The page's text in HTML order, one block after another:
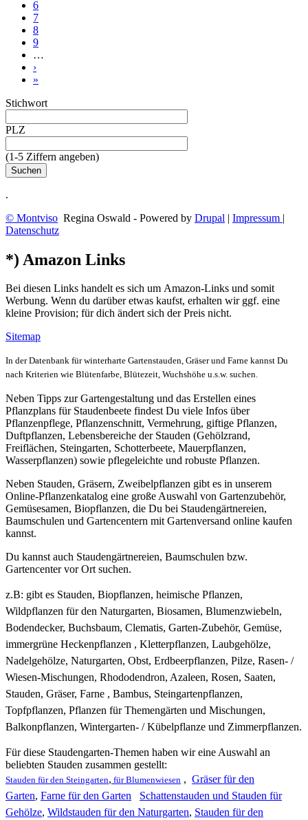
6
7
8
9
…
›
»
Stichwort
PLZ
(1-5 Ziffern angeben)
.
© Montviso Regina Oswald - Powered by Drupal | Impressum |
Datenschutz
*) Amazon Links
Bei diesen Links handelt es sich um Amazon-Links und somit
Werbung. Wenn du darüber etwas kaufst, erhalten wir ggf. eine
kleine Provision; für dich ändert sich der Preis nicht.
Sitemap
In der Datenbank für winterharte Gartenstauden, Gräser und Farne kannst Du
nach Kriterien wie Blütenfarbe, Blütezeit, Wuchshöhe u.s.w. suchen.
Neben Tipps zur Gartengestaltung und das Erstellen eines
Pflanzplans für Staudenbeete findest Du viele Infos über
Pflanzenpflege, Pflanzenschnitt, Vermehrung, giftige Pflanzen,
Duftpflanzen, Lebensbereiche der Stauden (Gehölzrand,
Freiflächen, Steingarten, Schotterbeete, Mauerpflanzen,
Wasserpflanzen) sowie pflegeleichte und robuste Pflanzen.
Neben Stauden, Gräsern, Zweibelpflanzen gibt es in unserem
Online-Pflanzenkatalog eine große Auswahl von Gartenzubehör,
Gemüsesamen, Biopflanzen, die Du bei Staudengärtnereien,
Baumschulen und Gartencentern mit Gartenversand online kaufen
kannst.
Du kannst auch Staudengärtnereien, Baumschulen bzw.
Gartencenter vor Ort suchen.
z.B: gibt es Stauden, Biopflanzen, heimische Pflanzen,
Wildpflanzen für den Naturgarten, Biosamen, Blumenzwiebeln,
Bodendecker, Buchsbaum, Clematis, Garten-Zubehör, Gemüse,
immergrüne Heckenpflanzen , Kletterpflanzen, Laubgehölze,
Nadelgehölze, Naturgarten, Obst, Erdbeerpflanzen, Pilze, Rasen- /
Wiesen-Mischungen, Rhododendron, Azaleen, Rosen, Saaten,
Stauden, Gräser, Farne , Bambus, Steingartenpflanzen,
Topfpflanzen, Pflanzen für Themengärten und Mischungen,
Balkonpflanzen, Wintergarten- / Kübelpflanze und Zimmerpflanzen.
Für diese Staudengarten-Themen haben wir eine Auswahl an
beliebten Stauden zusammen gestellt:
Stauden für den Steingarten, für Blumenwiesen , Gräser für den
Garten, Farne für den Garten
Schattenstauden und Stauden für
Gehölze, Wildstauden für den Naturgarten, Stauden für den